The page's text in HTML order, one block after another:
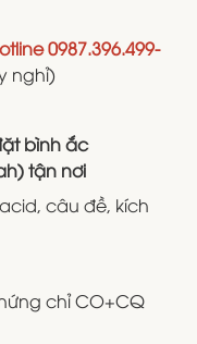
0987.396.499-
nghỉ)
bình ắc
tận nơi
câu đề, kích
chỉ CO+CQ